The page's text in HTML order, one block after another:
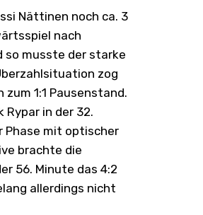
Nättinen noch ca. 3
nach
so musste der starke
zog
1:1 Pausenstand.
in der 32.
Phase mit optischer
brachte die
56. Minute das 4:2
allerdings nicht